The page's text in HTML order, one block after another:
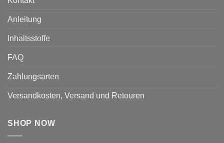
Anleitung
Inhaltsstoffe
FAQ
Zahlungsarten
Versandkosten, Versand und Retouren
SHOP NOW